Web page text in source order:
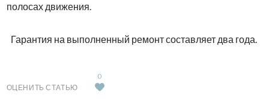
полосах движения.
Гарантия на выполненный ремонт составляет два года.
ОЦЕНИТЬ СТАТЬЮ
0